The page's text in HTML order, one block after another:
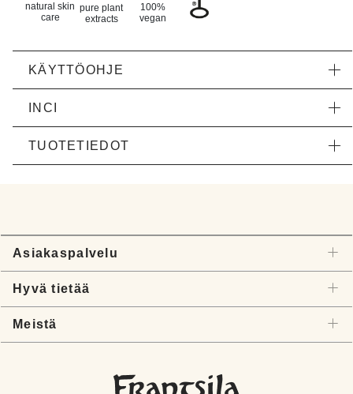
natural skin
care
pure plant
extracts
100%
vegan
KÄYTTÖOHJE
INCI
TUOTETIEDOT
Asiakaspalvelu
Hyvä tietää
Meistä